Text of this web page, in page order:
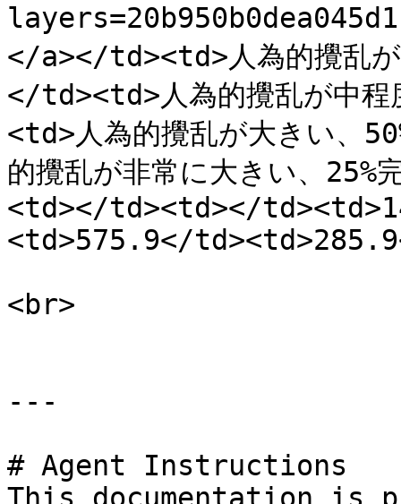
</a></td><td>人為的攪乱が
</td><td>人為的攪乱が中程
<td>人為的攪乱が大きい、
的攪乱が非常に大きい、
<td></td><td></
<td>575.9</
<br>
---
# Agent Instructions